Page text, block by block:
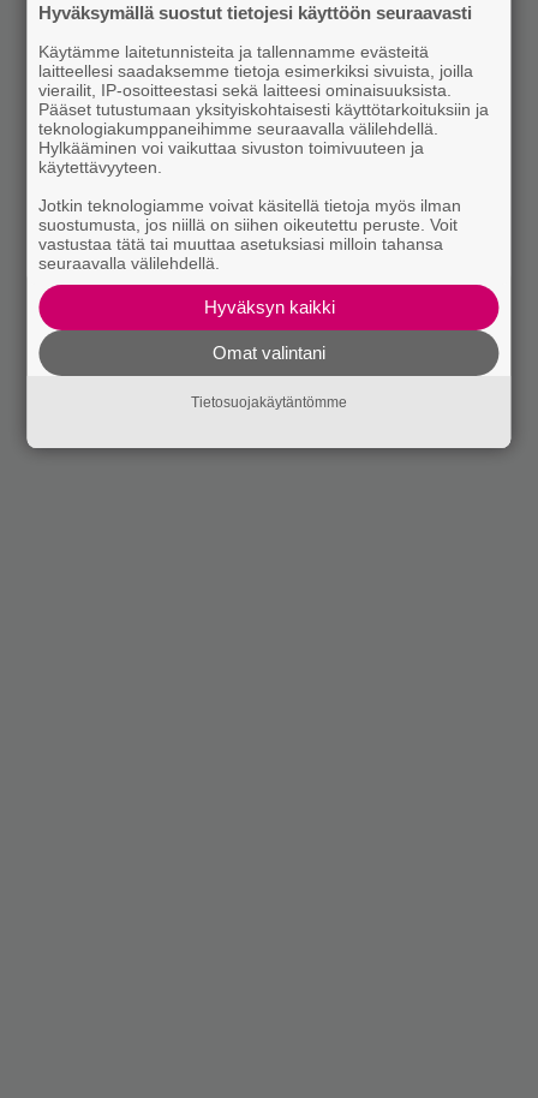
Hyväksymällä suostut tietojesi käyttöön seuraavasti
Käytämme laitetunnisteita ja tallennamme evästeitä
laitteellesi saadaksemme tietoja esimerkiksi sivuista, joilla
vierailit, IP-osoitteestasi sekä laitteesi ominaisuuksista.
Pääset tutustumaan yksityiskohtaisesti käyttötarkoituksiin ja
teknologiakumppaneihimme seuraavalla välilehdellä.
Hylkääminen voi vaikuttaa sivuston toimivuuteen ja
käytettävyyteen.
Jotkin teknologiamme voivat käsitellä tietoja myös ilman
suostumusta, jos niillä on siihen oikeutettu peruste. Voit
vastustaa tätä tai muuttaa asetuksiasi milloin tahansa
seuraavalla välilehdellä.
Hyväksyn kaikki
Omat valintani
Tietosuojakäytäntömme